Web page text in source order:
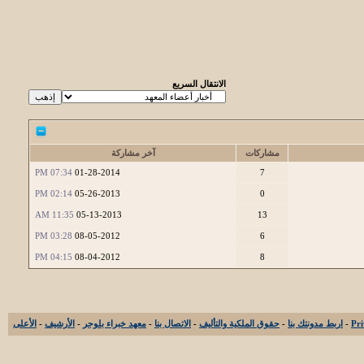
الانتقال السريع
مشاركات
آخر مشاركة
7
01-28-2014
07:34 PM
0
05-26-2013
02:14 PM
13
05-13-2013
11:35 AM
6
08-05-2012
03:28 PM
8
08-04-2012
04:15 PM
- اربط مدونتك بنا - حقوق الملكية والتأليف - الاتصال بنا - معهد خبراء بلوجر - الأرشيف - الأعلى